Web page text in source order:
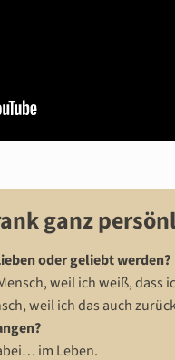
ganz
oder geliebt werden?
weil ich weiß, dass
weil ich das auch
im Leben.